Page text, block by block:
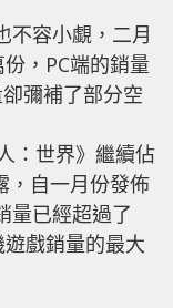
不容小覷，二月
，PC端的銷量
彌補了部分空
：世界》繼續佔
，自一月份發佈
量已經超過了
戲銷量的最大